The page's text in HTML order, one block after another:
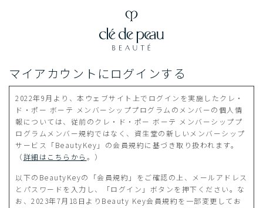
マイアカウントにログインする
2022年9月より、本ウェブサイト上でログインを実施したクレ・
ド・ポー ボーテ メンバーシッププログラムのメンバーの個人情
報については、従前のクレ・ド・ポー ボーテ メンバーシッププ
ログラムメンバー規約ではなく、資生堂の新しいメンバーシップ
サービス「BeautyKey」の会員規約に基づき取り扱われます。
（詳細はこちらから 。）
以下のBeautyKeyの「会員規約」をご確認の上、メールアドレス
とパスワードを入力し、「ログイン」ボタンを押下ください。な
お、2023年7月18日よりBeauty Key会員規約を一部変更してお